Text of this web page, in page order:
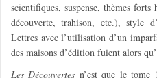
scientifiques, suspense, thèmes
découverte, trahison, etc.), style
Lettres avec l’utilisation d’un
des maisons d’édition fuient alors
Les Découvertes n’est que le